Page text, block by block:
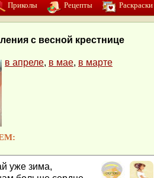
Приколы Рецепты Раскраски
с весной крестнице
в апреле, в мае, в марте
уже зима,